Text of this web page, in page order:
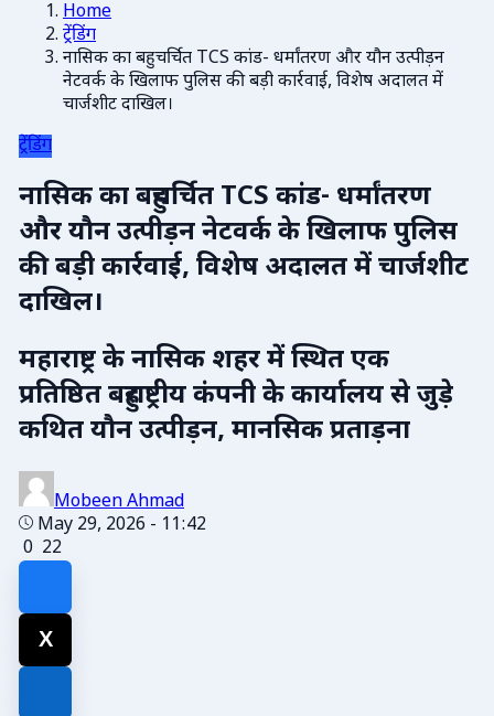
Home
ट्रेंडिंग
नासिक का बहुचर्चित TCS कांड- धर्मांतरण और यौन उत्पीड़न
नेटवर्क के खिलाफ पुलिस की बड़ी कार्रवाई, विशेष अदालत में
चार्जशीट दाखिल।
ट्रेंडिंग
नासिक का बहुचर्चित TCS कांड- धर्मांतरण
और यौन उत्पीड़न नेटवर्क के खिलाफ पुलिस
की बड़ी कार्रवाई, विशेष अदालत में चार्जशीट
दाखिल।
महाराष्ट्र के नासिक शहर में स्थित एक
प्रतिष्ठित बहुराष्ट्रीय कंपनी के कार्यालय से जुड़े
कथित यौन उत्पीड़न, मानसिक प्रताड़ना
Mobeen Ahmad
May 29, 2026 - 11:42
0 22